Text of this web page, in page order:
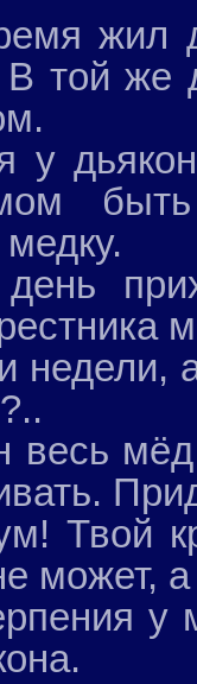
жил
той же
у
недели,
весь
Твой
может,
у